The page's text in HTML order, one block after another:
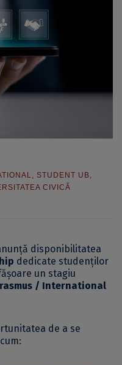
, STUDENT UB,
CIVICĂ
disponibilitatea
dedicate studenților
un stagiu
/ International
de a se